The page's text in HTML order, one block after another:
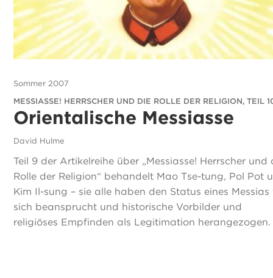
Sommer 2007
MESSIASSE! HERRSCHER UND DIE ROLLE DER RELIGION, TEIL
Orientalische Messiasse
David Hulme
Teil 9 der Artikelreihe über „Messiasse! Herrscher und
Rolle der Religion“ behandelt Mao Tse-tung, Pol Pot
Kim Il-sung – sie alle haben den Status eines Messias
sich beansprucht und historische Vorbilder und
religiöses Empfinden als Legitimation herangezogen.